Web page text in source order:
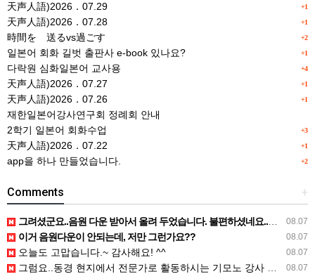
+1
天声人語)2026．07.29
+1
天声人語)2026．07.28
+2
時間を 送るvs過ごす
+1
일본어 회화 길벗 출판사 e-book 있나요?
+4
다락원 심화일본어 교사용
+1
天声人語)2026．07.27
+1
天声人語)2026．07.26
재한일본어강사연구회 정례회 안내
+3
2학기 일본어 회화수업
+1
天声人語)2026．07.22
+2
app을 하나 만들었습니다.
+
Comments
08.07
그려셨군요..음원 다운 받아서 올려 두었습니다. 불편하셨네요..죄송합니다..
08.07
이거 음원다운이 안되는데, 저만 그런가요??
08.07
오늘도 고맙습니다.~ 감사해요! ^^
08.07
그럼요..동경 현지에서 전문가로 활동하시는 기모노 강사 이십니다.